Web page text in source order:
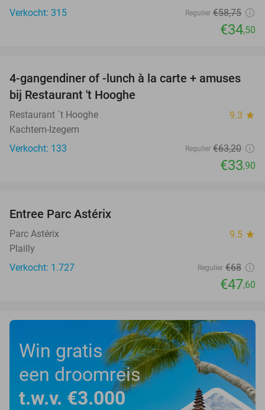
Verkocht: 315
Regulier €58,75
€34,50
46%
4-gangendiner of -lunch à la carte + amuses
bij Restaurant 't Hooghe
Restaurant ´t Hooghe 9.3 star
Kachtem-Izegem
Verkocht: 133
Regulier €63,20
€33,90
Entree Parc Astérix
Parc Astérix 9.5 star
Plailly
Verkocht: 1.727
Regulier €68
€47,60
Win gratis
een droomreis
t.w.v. €3.000